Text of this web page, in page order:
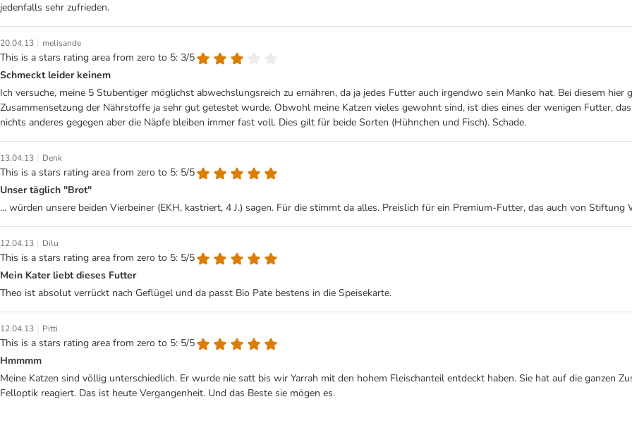
jedenfalls sehr zufrieden.
20.04.13 | melisande
This is a stars rating area from zero to 5: 3/5
Schmeckt leider keinem
Ich versuche, meine 5 Stubentiger möglichst abwechslungsreich zu ernähren, da ja jedes Futter auch irgendwo sein Manko hat. Bei diesem
Zusammensetzung der Nährstoffe ja sehr gut getestet wurde. Obwohl meine Katzen vieles gewohnt sind, ist dies eines der wenigen Futter,
nichts anderes gegegen aber die Näpfe bleiben immer fast voll. Dies gilt für beide Sorten (Hühnchen und Fisch). Schade.
13.04.13 | Denk
This is a stars rating area from zero to 5: 5/5
Unser täglich "Brot"
... würden unsere beiden Vierbeiner (EKH, kastriert, 4 J.) sagen. Für die stimmt da alles. Preislich für ein Premium-Futter, das auch von
12.04.13 | Dilu
This is a stars rating area from zero to 5: 5/5
Mein Kater liebt dieses Futter
Theo ist absolut verrückt nach Geflügel und da passt Bio Pate bestens in die Speisekarte.
12.04.13 | Pitti
This is a stars rating area from zero to 5: 5/5
Hmmmm
Meine Katzen sind völlig unterschiedlich. Er wurde nie satt bis wir Yarrah mit den hohem Fleischanteil entdeckt haben. Sie hat auf die ganzen
Felloptik reagiert. Das ist heute Vergangenheit. Und das Beste sie mögen es.